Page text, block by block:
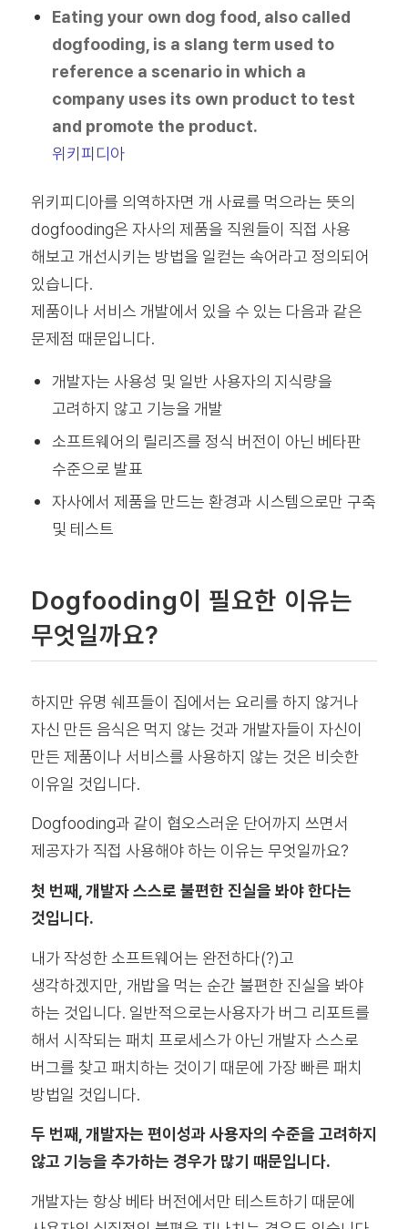
Eating your own dog food, also called
dogfooding, is a slang term used to
reference a scenario in which a
company uses its own product to test
and promote the product.
위키피디아
위키피디아를 의역하자면 개 사료를 먹으라는 뜻의
dogfooding은 자사의 제품을 직원들이 직접 사용
해보고 개선시키는 방법을 일컫는 속어라고 정의되어
있습니다.
제품이나 서비스 개발에서 있을 수 있는 다음과 같은
문제점 때문입니다.
개발자는 사용성 및 일반 사용자의 지식량을
고려하지 않고 기능을 개발
소프트웨어의 릴리즈를 정식 버전이 아닌 베타판
수준으로 발표
자사에서 제품을 만드는 환경과 시스템으로만 구축
및 테스트
Dogfooding이 필요한 이유는
무엇일까요?
하지만 유명 쉐프들이 집에서는 요리를 하지 않거나
자신 만든 음식은 먹지 않는 것과 개발자들이 자신이
만든 제품이나 서비스를 사용하지 않는 것은 비슷한
이유일 것입니다.
Dogfooding과 같이 협오스러운 단어까지 쓰면서
제공자가 직접 사용해야 하는 이유는 무엇일까요?
첫 번째, 개발자 스스로 불편한 진실을 봐야 한다는
것입니다.
내가 작성한 소프트웨어는 완전하다(?)고
생각하겠지만, 개밥을 먹는 순간 불편한 진실을 봐야
하는 것입니다. 일반적으로는사용자가 버그 리포트를
해서 시작되는 패치 프로세스가 아닌 개발자 스스로
버그를 찾고 패치하는 것이기 때문에 가장 빠른 패치
방법일 것입니다.
두 번째, 개발자는 편이성과 사용자의 수준을 고려하지
않고 기능을 추가하는 경우가 많기 때문입니다.
개발자는 항상 베타 버전에서만 테스트하기 때문에